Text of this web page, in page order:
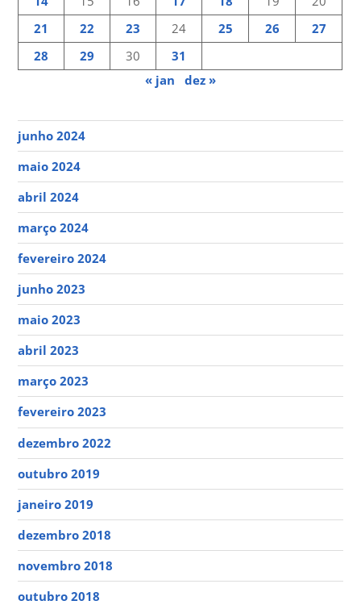
21
22 23 24 25 26
27
28
29 30
31
« jan
dez »
junho 2024
maio 2024
abril 2024
março 2024
fevereiro 2024
junho 2023
maio 2023
abril 2023
março 2023
fevereiro 2023
dezembro 2022
outubro 2019
janeiro 2019
dezembro 2018
novembro 2018
outubro 2018